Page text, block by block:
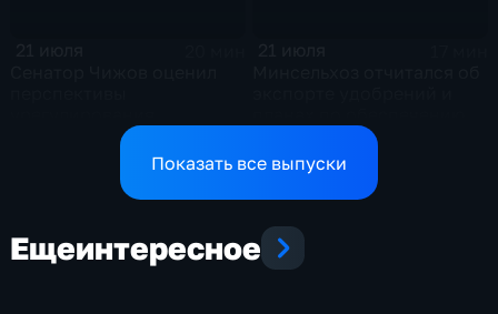
конфликтов на Ближнем
Востоке и диалог с
аграриев топливом
Показать все выпуски
Ещеинтересное